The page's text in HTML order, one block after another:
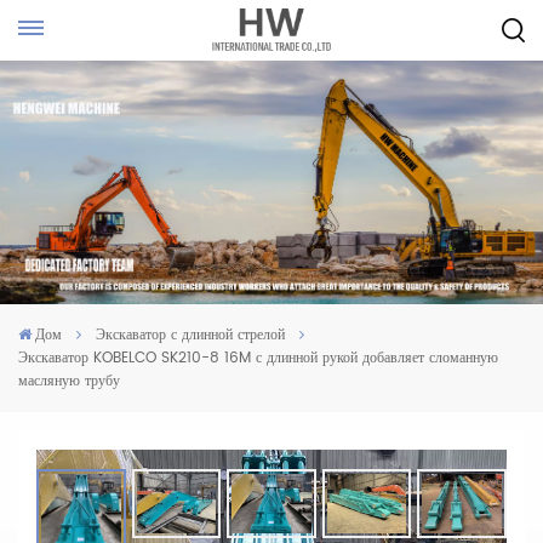
Дом
Экскаватор с длинной стрелой
Экскаватор KOBELCO SK210-8 16M с длинной рукой добавляет сломанную
масляную трубу